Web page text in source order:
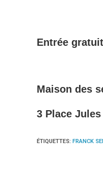
Entrée
Maison des
3 Place
ÉTIQUETTES: FRANCK